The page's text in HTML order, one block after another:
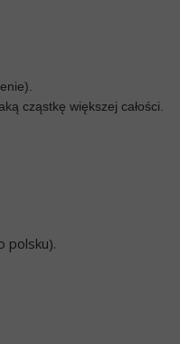
cząstkę większej całości.
polsku).